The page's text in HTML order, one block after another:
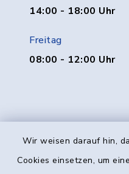
Wir weisen darauf hin,
Cookies einsetzen, um
14:00 - 18:00 Uhr
Freitag
08:00 - 12:00 Uhr